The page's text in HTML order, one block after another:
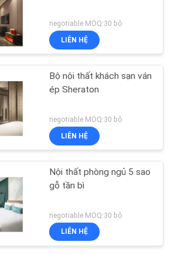
negotiable MOQ:30 bộ
LIÊN HỆ
Bộ nội thất khách sạn ván
ép Sheraton
negotiable MOQ:30 bộ
LIÊN HỆ
Nội thất phòng ngủ 5 sao
gỗ tần bì
negotiable MOQ:30 bộ
LIÊN HỆ